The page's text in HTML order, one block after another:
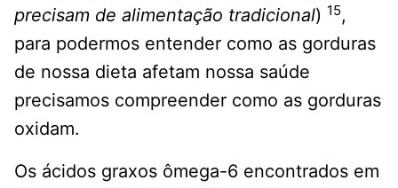
precisam de alimentação tradicional) 15,
para podermos entender como as gorduras
de nossa dieta afetam nossa saúde
precisamos compreender como as gorduras
oxidam.
Os ácidos graxos ômega-6 encontrados em